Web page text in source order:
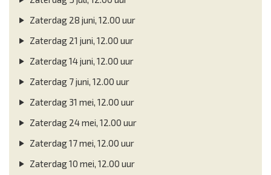
Zaterdag 28 juni, 12.00 uur
Zaterdag 21 juni, 12.00 uur
Zaterdag 14 juni, 12.00 uur
Zaterdag 7 juni, 12.00 uur
Zaterdag 31 mei, 12.00 uur
Zaterdag 24 mei, 12.00 uur
Zaterdag 17 mei, 12.00 uur
Zaterdag 10 mei, 12.00 uur